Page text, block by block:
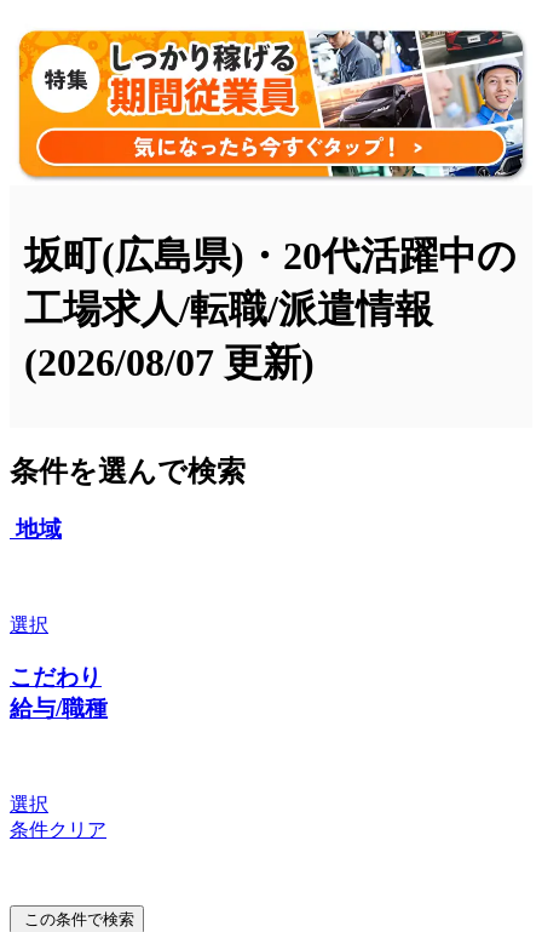
坂町(広島県)・20代活躍中の
工場求人/転職/派遣情報
(2026/08/07 更新)
条件を選んで検索
地域
選択
こだわり
給与/職種
選択
条件クリア
この条件で検索